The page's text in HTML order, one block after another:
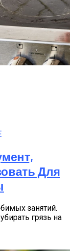
Для
занятий.
грязь на